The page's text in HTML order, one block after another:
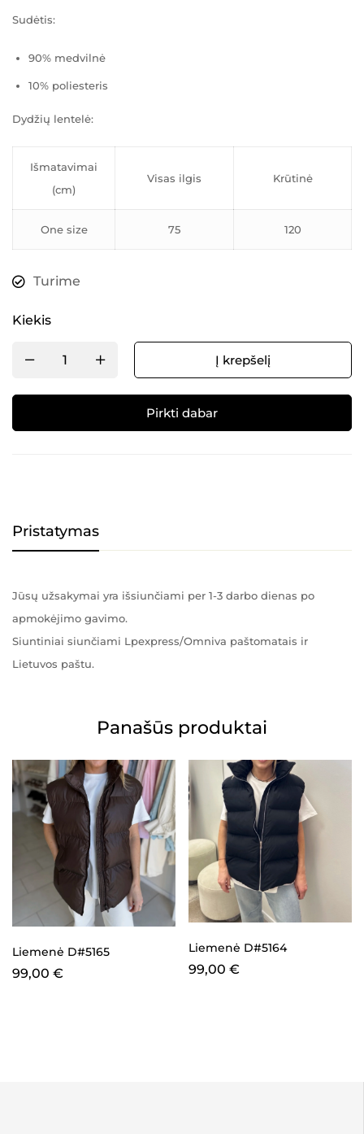
Sudėtis:
90% medvilnė
10% poliesteris
Dydžių lentelė:
Išmatavimai
(cm)
Visas ilgis Krūtinė
One size 75 120
Turime
Kiekis
Į krepšelį
Pirkti dabar
Pristatymas
Jūsų užsakymai yra išsiunčiami per 1-3 darbo dienas po
apmokėjimo gavimo.
Siuntiniai siunčiami Lpexpress/Omniva paštomatais ir
Lietuvos paštu.
Panašūs produktai
Liemenė D#5165
99,00 €
Liemenė D#5164
99,00 €